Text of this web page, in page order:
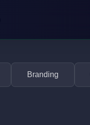
Branding